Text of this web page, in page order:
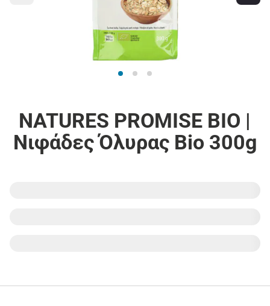
NATURES PROMISE BIO |
Νιφάδες Όλυρας Bio 300g